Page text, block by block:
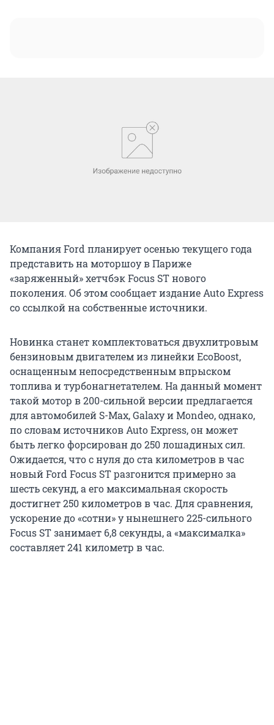
Компания Ford планирует осенью текущего года
представить на моторшоу в Париже
«заряженный» хетчбэк Focus ST нового
поколения. Об этом сообщает издание Auto Express
со ссылкой на собственные источники.
Новинка станет комплектоваться двухлитровым
бензиновым двигателем из линейки EcoBoost,
оснащенным непосредственным впрыском
топлива и турбонагнетателем. На данный момент
такой мотор в 200-сильной версии предлагается
для автомобилей S-Max, Galaxy и Mondeo, однако,
по словам источников Auto Express, он может
быть легко форсирован до 250 лошадиных сил.
Ожидается, что с нуля до ста километров в час
новый Ford Focus ST разгонится примерно за
шесть секунд, а его максимальная скорость
достигнет 250 километров в час. Для сравнения,
ускорение до «сотни» у нынешнего 225-сильного
Focus ST занимает 6,8 секунды, а «макcималка»
составляет 241 километр в час.